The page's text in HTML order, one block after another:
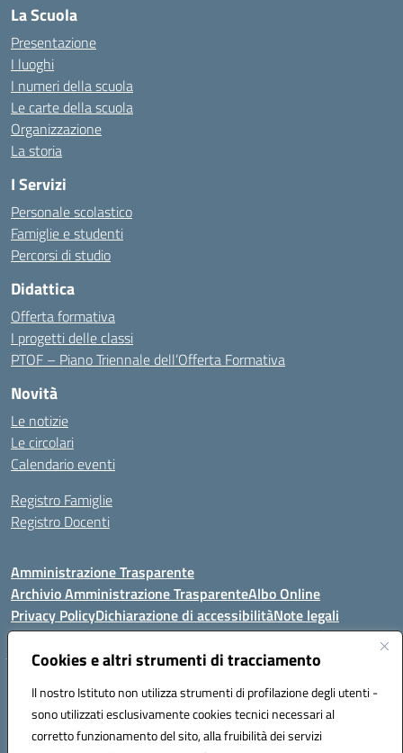
Cookies e altri strumenti di tracciamento
Il nostro Istituto non utilizza strumenti di profilazione degli utenti -
sono utilizzati esclusivamente cookies tecnici necessari al
corretto funzionamento del sito, alla fruibilità dei servizi
La Scuola
Presentazione
I luoghi
I numeri della scuola
Le carte della scuola
Organizzazione
La storia
I Servizi
Personale scolastico
Famiglie e studenti
Percorsi di studio
Didattica
Offerta formativa
I progetti delle classi
PTOF – Piano Triennale dell’Offerta Formativa
Novità
Le notizie
Le circolari
Calendario eventi
Registro Famiglie
Registro Docenti
Amministrazione Trasparente
Archivio Amministrazione TrasparenteAlbo Online
Privacy PolicyDichiarazione di accessibilitàNote legali
Istituto Comprensivo Statale
Via Cupa Campanariello, 5 - 80059, Torre del Greco (NA)
Tel. +39 0818834377 - Fax +39 0818834377 - Cod.Fisc. 95170530638